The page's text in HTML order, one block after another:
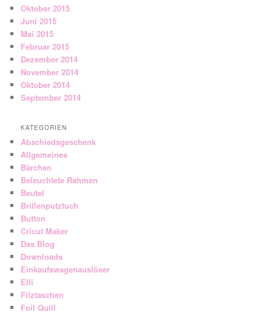
Oktober 2015
Juni 2015
Mai 2015
Februar 2015
Dezember 2014
November 2014
Oktober 2014
September 2014
KATEGORIEN
Abschiedsgeschenk
Allgemeines
Bärchen
Beleuchtete Rahmen
Beutel
Brillenputztuch
Button
Cricut Maker
Das Blog
Downloads
Einkaufswagenauslöser
Elli
Filztaschen
Foil Quill